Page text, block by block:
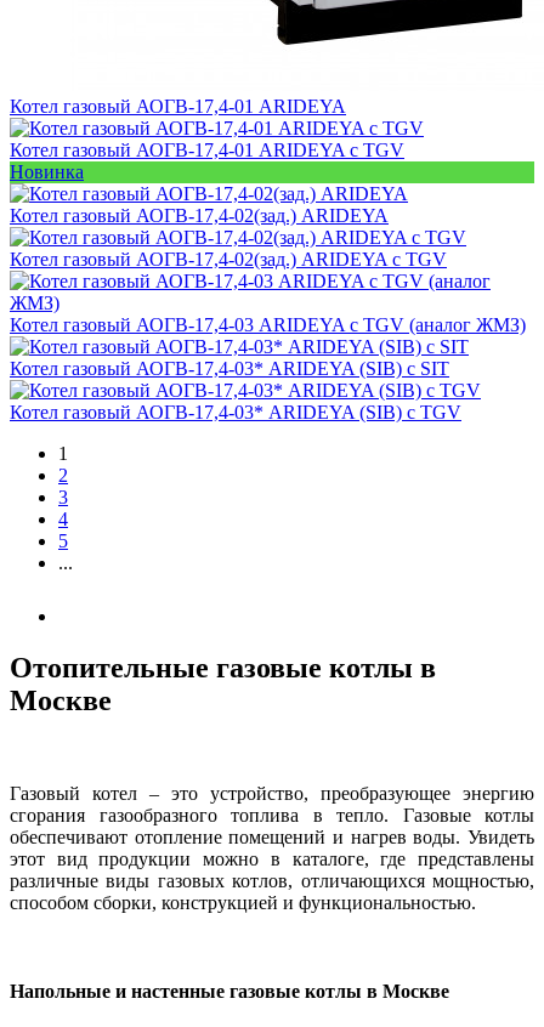
Котел газовый АОГВ-17,4-01 ARIDEYA
Котел газовый АОГВ-17,4-01 ARIDEYA с TGV
Новинка
Котел газовый АОГВ-17,4-02(зад.) ARIDEYA
Котел газовый АОГВ-17,4-02(зад.) ARIDEYA с TGV
Котел газовый АОГВ-17,4-03 ARIDEYA с TGV (аналог ЖМЗ)
Котел газовый АОГВ-17,4-03* ARIDEYA (SIB) с SIT
Котел газовый АОГВ-17,4-03* ARIDEYA (SIB) с TGV
1
2
3
4
5
...
Отопительные газовые котлы в
Москве
Газовый котел – это устройство, преобразующее энергию
сгорания газообразного топлива в тепло. Газовые котлы
обеспечивают отопление помещений и нагрев воды. Увидеть
этот вид продукции можно в каталоге, где представлены
различные виды газовых котлов, отличающихся мощностью,
способом сборки, конструкцией и функциональностью.
Напольные и настенные газовые котлы в Москве